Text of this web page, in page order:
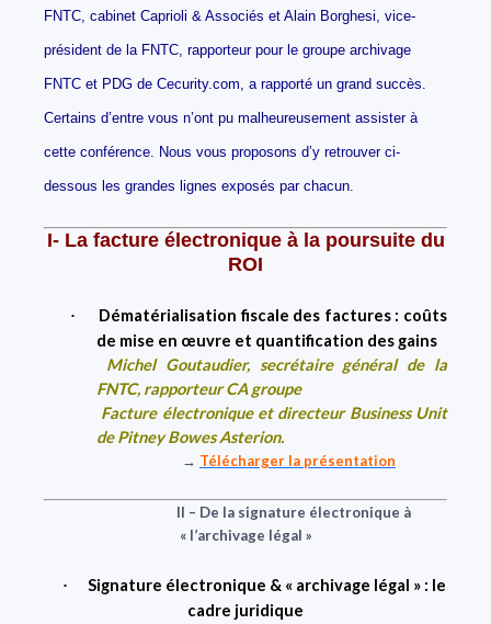
FNTC, cabinet Caprioli & Associés et Alain Borghesi, vice-
président de la FNTC, rapporteur pour le groupe archivage
FNTC et PDG de Cecurity.com, a rapporté un grand succès.
Certains d’entre vous n’ont pu malheureusement assister à
cette conférence. Nous vous proposons d’y retrouver ci-
dessous les grandes lignes exposés par chacun.
I- La facture électronique à la poursuite du
ROI
· Dématérialisation fiscale des factures : coûts
de mise en œuvre et quantification des gains
Michel Goutaudier, secrétaire général de la
FNTC, rapporteur CA groupe
Facture électronique et directeur Business Unit
de Pitney Bowes Asterion.
→ Télécharger la présentation
II – De la signature électronique à
« l’archivage légal »
·
Signature électronique & « archivage légal » : le
cadre juridique